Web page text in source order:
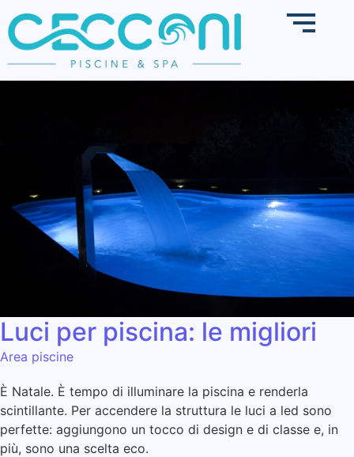
Luci per piscina: le migliori
Area piscine
È Natale. È tempo di illuminare la piscina e renderla
scintillante. Per accendere la struttura le luci a led sono
perfette: aggiungono un tocco di design e di classe e, in
più, sono una scelta eco.